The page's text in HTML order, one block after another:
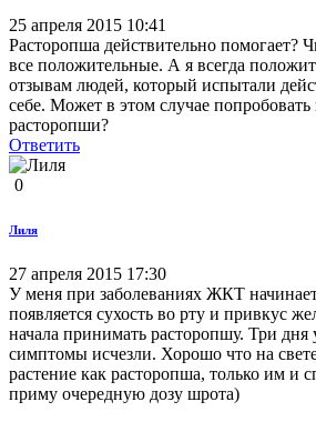
25 апреля 2015 10:41
Расторопша действительно помогает?
все положительные. А я всегда
отзывам людей, который испытали
себе. Может в этом случае
расторопши?
Ответить
0
Лиля
27 апреля 2015 17:30
У меня при заболеваниях ЖКТ
появляется сухость во рту и привкус
начала принимать расторопшу. Три
симптомы исчезли. Хорошо что на
растение как расторопша, только им и
приму очередную дозу шрота)